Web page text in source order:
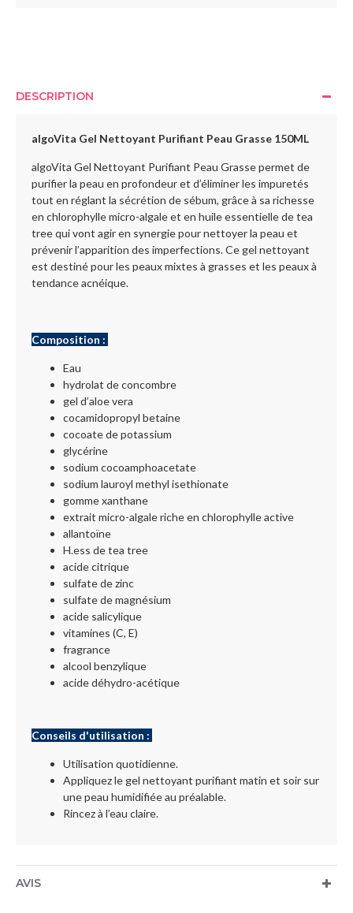
DESCRIPTION
algoVita Gel Nettoyant Purifiant Peau Grasse 150ML
algoVita Gel Nettoyant Purifiant Peau Grasse permet de
purifier la peau en profondeur et d’éliminer les impuretés
tout en réglant la sécrétion de sébum, grâce à sa richesse
en chlorophylle micro-algale et en huile essentielle de tea
tree qui vont agir en synergie pour nettoyer la peau et
prévenir l’apparition des imperfections. Ce gel nettoyant
est destiné pour les peaux mixtes à grasses et les peaux à
tendance acnéique.
Composition :
Eau
hydrolat de concombre
gel d’aloe vera
cocamidopropyl betaine
cocoate de potassium
glycérine
sodium cocoamphoacetate
sodium lauroyl methyl isethionate
gomme xanthane
extrait micro-algale riche en chlorophylle active
allantoïne
H.ess de tea tree
acide citrique
sulfate de zinc
sulfate de magnésium
acide salicylique
vitamines (C, E)
fragrance
alcool benzylique
acide déhydro-acétique
Conseils d'utilisation :
Utilisation quotidienne.
Appliquez le gel nettoyant purifiant matin et soir sur
une peau humidifiée au préalable.
Rincez à l’eau claire.
AVIS